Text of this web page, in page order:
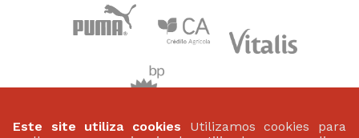
Este site utiliza cookies Utilizamos cookies para